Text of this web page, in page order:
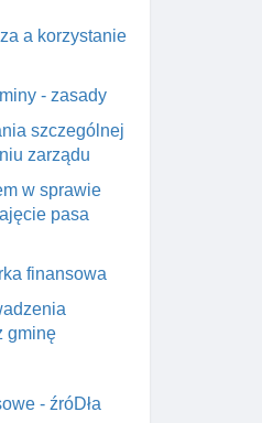
a korzystanie
- zasady
szczególnej
zarządu
w sprawie
pasa
finansowa
gminę
- źróDła